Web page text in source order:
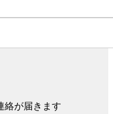
絡が届きます